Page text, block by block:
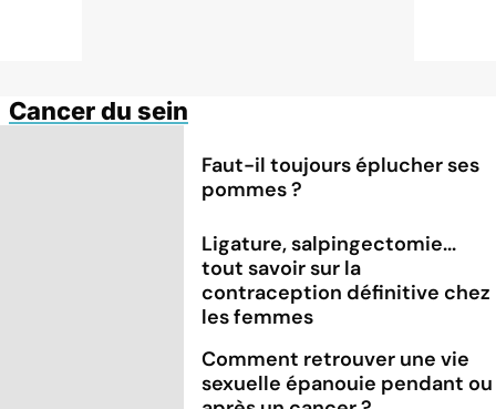
Cancer du sein
Faut-il toujours éplucher ses
pommes ?
Ligature, salpingectomie...
tout savoir sur la
contraception définitive chez
les femmes
Comment retrouver une vie
sexuelle épanouie pendant ou